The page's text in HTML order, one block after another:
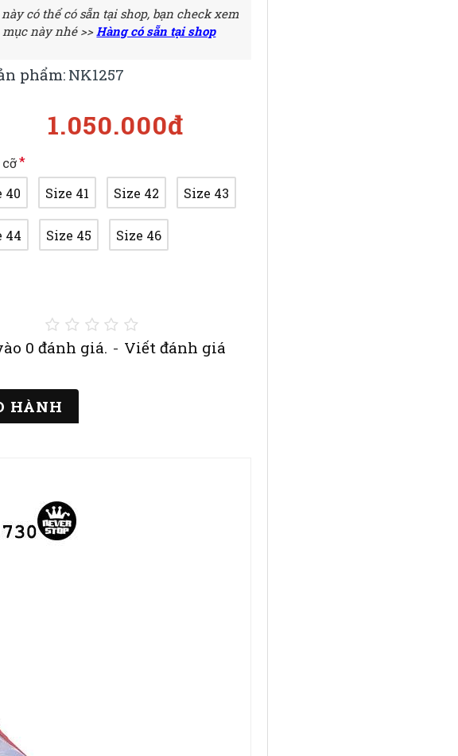
0 đánh giá. - Viết đánh giá
1.050.000đ
phẩm:NK1257
40
Size 41 Size 42 Size 43
44 Size 45 Size 46
có thể có sẵn tại shop, bạn check xem
này nhé >>Hàng có sẵn tại shop
HÀNH